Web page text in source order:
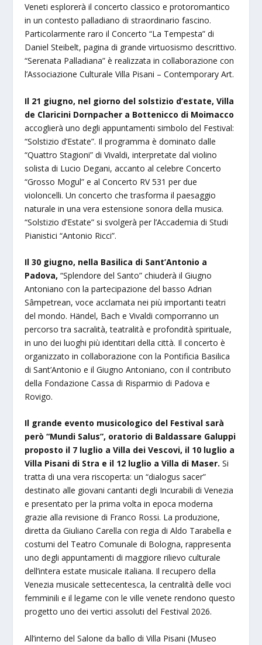
Veneti esplorerà il concerto classico e protoromantico
in un contesto palladiano di straordinario fascino.
Particolarmente raro il Concerto “La Tempesta” di
Daniel Steibelt, pagina di grande virtuosismo descrittivo.
“Serenata Palladiana” è realizzata in collaborazione con
l’Associazione Culturale Villa Pisani – Contemporary Art.
Il 21 giugno, nel giorno del solstizio d’estate, Villa
de Claricini Dornpacher a Bottenicco di Moimacco
accoglierà uno degli appuntamenti simbolo del Festival:
“Solstizio d’Estate”. Il programma è dominato dalle
“Quattro Stagioni” di Vivaldi, interpretate dal violino
solista di Lucio Degani, accanto al celebre Concerto
“Grosso Mogul” e al Concerto RV 531 per due
violoncelli. Un concerto che trasforma il paesaggio
naturale in una vera estensione sonora della musica.
“Solstizio d’Estate” si svolgerà per l’Accademia di Studi
Pianistici “Antonio Ricci”.
Il 30 giugno, nella Basilica di Sant’Antonio a
Padova, “Splendore del Santo” chiuderà il Giugno
Antoniano con la partecipazione del basso Adrian
Sâmpetrean, voce acclamata nei più importanti teatri
del mondo. Händel, Bach e Vivaldi comporranno un
percorso tra sacralità, teatralità e profondità spirituale,
in uno dei luoghi più identitari della città. Il concerto è
organizzato in collaborazione con la Pontificia Basilica
di Sant’Antonio e il Giugno Antoniano, con il contributo
della Fondazione Cassa di Risparmio di Padova e
Rovigo.
Il grande evento musicologico del Festival sarà
però “Mundi Salus”, oratorio di Baldassare Galuppi
proposto il 7 luglio a Villa dei Vescovi, il 10 luglio a
Villa Pisani di Stra e il 12 luglio a Villa di Maser. Si
tratta di una vera riscoperta: un “dialogus sacer”
destinato alle giovani cantanti degli Incurabili di Venezia
e presentato per la prima volta in epoca moderna
grazie alla revisione di Franco Rossi. La produzione,
diretta da Giuliano Carella con regia di Aldo Tarabella e
costumi del Teatro Comunale di Bologna, rappresenta
uno degli appuntamenti di maggiore rilievo culturale
dell’intera estate musicale italiana. Il recupero della
Venezia musicale settecentesca, la centralità delle voci
femminili e il legame con le ville venete rendono questo
progetto uno dei vertici assoluti del Festival 2026.
All’interno del Salone da ballo di Villa Pisani (Museo